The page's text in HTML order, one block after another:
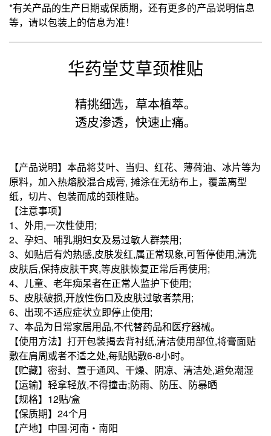
*有关产品的生产日期或保质期，还有更多的产品说明信息
等，请以包装上的信息为准！
华药堂艾草颈椎贴
精挑细选，草本植萃。
透皮渗透，快速止痛。
【产品说明】本品将艾叶、当归、红花、薄荷油、冰片等为
原料，加入热熔胶混合成膏, 摊涂在无纺布上，覆盖离型
纸，切片、包装而成的颈椎贴。
【注意事项】
1、外用,一次性使用;
2、孕妇、哺乳期妇女及易过敏人群禁用;
3、如贴后有灼热感,皮肤发红,属正常现象,可暂停使用,清洗
皮肤后,保持皮肤干爽,等皮肤恢复正常后再使用;
4、儿童、老年痴呆者在正常人监护下使用;
5、皮肤破损,开放性伤口及皮肤过敏者禁用;
6、出现不适应症状立即停止使用;
7、本品为日常家居用品,不代替药品和医疗器械。
【使用方法】打开包装揭去背衬纸,清洁使用部位,将膏面贴
敷在肩周或者不适之处,每贴贴敷6-8小时。
【贮藏】密封、置于通风、干燥、阴凉、清洁处,避免潮湿
【运输】轻拿轻放,不得撞击;防雨、防压、防暴晒
【规格】12贴/盒
【保质期】24个月
【产地】中国·河南・南阳